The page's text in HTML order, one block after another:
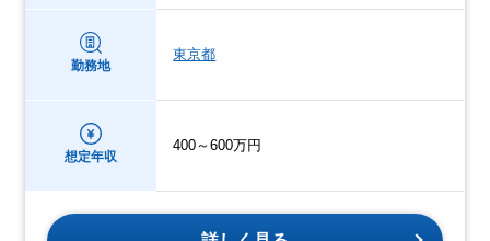
勤務地
東京都
想定年収
400～600万円